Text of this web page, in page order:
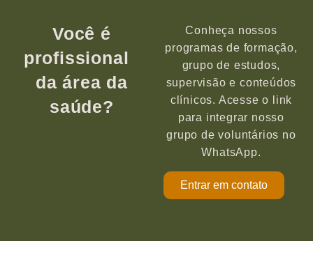
Você é
profissional
da área da
saúde?
Conheça nossos
programas de formação,
grupo de estudos,
supervisão e conteúdos
clínicos. Acesse o link
para integrar nosso
grupo de voluntários no
WhatsApp.
Entrar em contato